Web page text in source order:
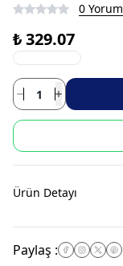
0 Yorum
₺ 329.07
Ürün Detayı
Paylaş :